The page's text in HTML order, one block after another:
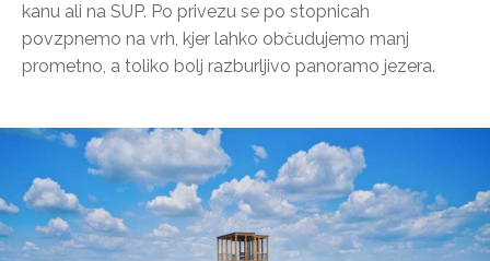
kanu ali na SUP. Po privezu se po stopnicah
povzpnemo na vrh, kjer lahko občudujemo manj
prometno, a toliko bolj razburljivo panoramo jezera.